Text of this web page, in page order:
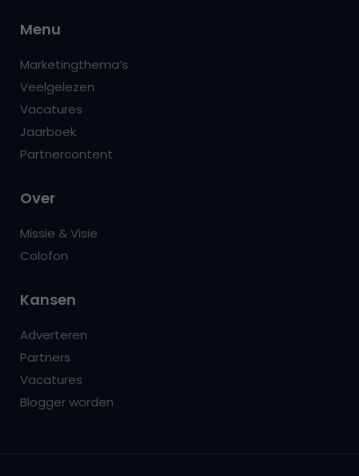
Menu
Marketingthema’s
Veelgelezen
Vacatures
Jaarboek
Partnercontent
Over
Missie & Visie
Colofon
Kansen
Adverteren
Partners
Vacatures
Blogger worden